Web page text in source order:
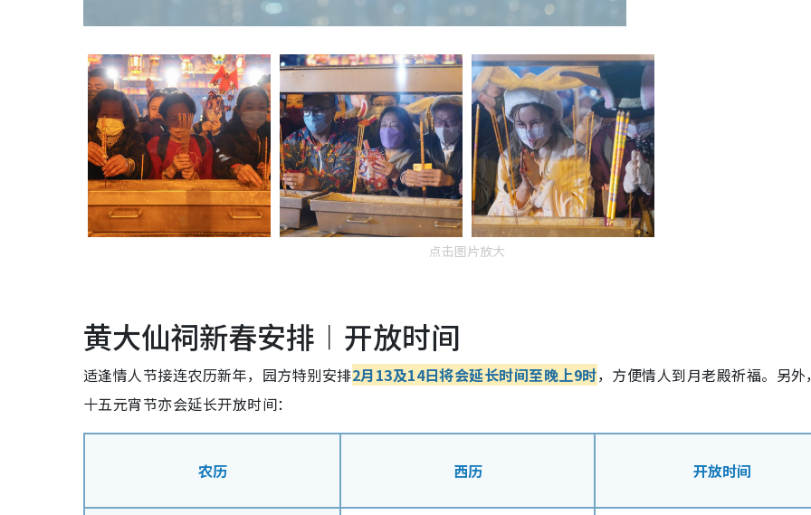
点击图片放大
黄大仙祠新春安排︱开放时间
适逢情人节接连农历新年，园方特别安排2月13及14日将会延长时间至晚上9时，方便情人到月老殿祈福。另外
十五元宵节亦会延长开放时间：
农历 西历 开放时间